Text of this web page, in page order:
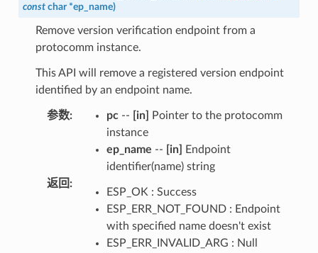
const char *ep_name)
Remove version verification endpoint from a
protocomm instance.
This API will remove a registered version endpoint
identified by an endpoint name.
参数: pc-- [in]
Pointer to the protocomm
instance
ep_name -- [in]
Endpoint
identifier(name) string
返回 :
ESP_OK : Success
ESP_ERR_NOT_FOUND : Endpoint
with specified name doesn't exist
ESP_ERR_INVALID_ARG : Null